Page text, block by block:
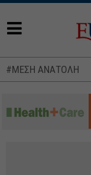
#ΜΕΣΗ ΑΝΑΤΟΛΗ